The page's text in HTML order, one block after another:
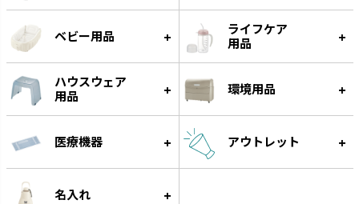
ベビー用品
ライフケア
用品
ハウスウェア
用品
環境用品
医療機器 アウトレット
名入れ